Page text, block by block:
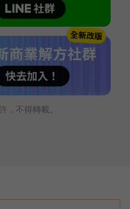
，不得轉載。